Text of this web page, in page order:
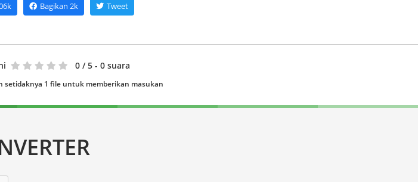
Bagikan 2k Tweet
0 / 5 - 0 suara
setidaknya 1 file untuk memberikan masukan